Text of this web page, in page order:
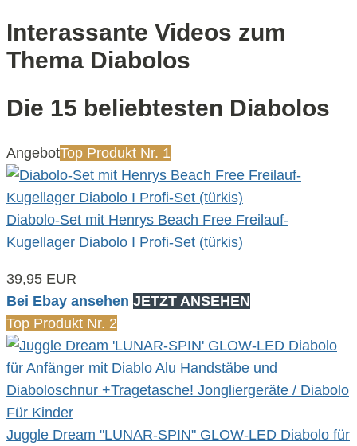
Interassante Videos zum
Thema Diabolos
Die 15 beliebtesten Diabolos
AngebotTop Produkt Nr. 1
Diabolo-Set mit Henrys Beach Free Freilauf-
Kugellager Diabolo I Profi-Set (türkis)
39,95 EUR
Bei Ebay ansehen JETZT ANSEHEN
Top Produkt Nr. 2
Juggle Dream "LUNAR-SPIN" GLOW-LED Diabolo für